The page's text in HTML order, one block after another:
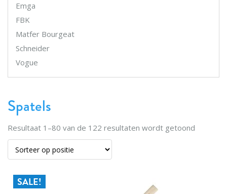
Spatels
Resultaat 1 –80 van de 122 resultaten wordt getoond
SALE!
Emga
FBK
Matfer Bourgeat
Schneider
Vogue